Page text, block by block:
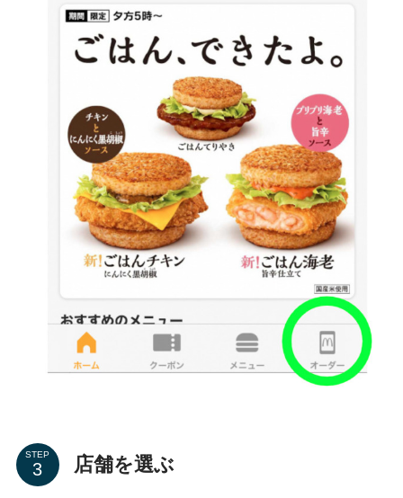
STEP 店舗を選ぶ